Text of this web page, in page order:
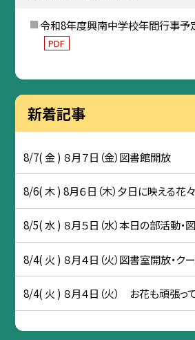
令和8年度興南中学校年間行事予
PDF
新着記事
8/7( 金 ) ８月７日（金）図書館開放
8/6( 木 ) 8月６日（木）夕日に映える花々
8/5( 水 ) ８月５日（水）本日の部活動・
8/4( 火 ) ８月４日（火）図書室開放・ク
8/4( 火 ) ８月４日（火） お花も頑張って